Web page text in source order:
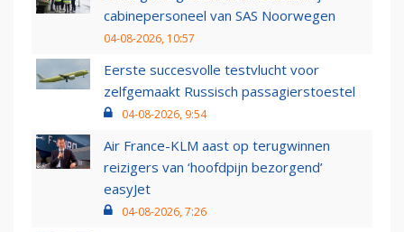
cabinepersoneel van SAS Noorwegen
04-08-2026, 10:57
Eerste succesvolle testvlucht voor
zelfgemaakt Russisch passagierstoestel
04-08-2026, 9:54
Air France-KLM aast op terugwinnen
reizigers van ‘hoofdpijn bezorgend’
easyJet
04-08-2026, 7:26